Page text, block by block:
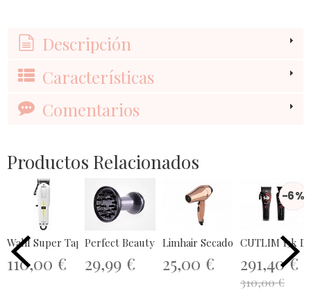
Descripción
Características
Comentarios
Productos Relacionados
Wahl Super Taper Cordless
110,00 €
Perfect Beauty Rizzi Dryer
29,99 €
Limhair Secador WR 3.0 Rose
25,00 €
-6 %
CUTLIM 15k
291,40 €
310,00 €